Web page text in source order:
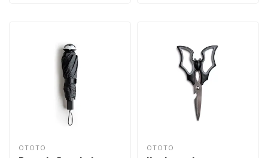
OTOTO OTOTO